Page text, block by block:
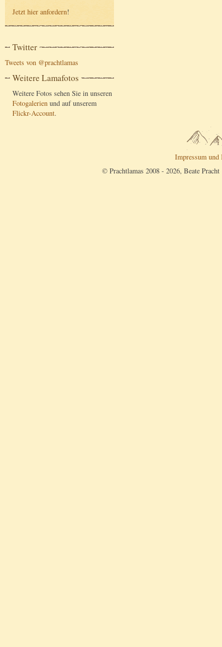
Jetzt hier anfordern!
Twitter
Tweets von @prachtlamas
Weitere Lamafotos
Weitere Fotos sehen Sie in unseren
Fotogalerien und auf unserem
Flickr-Account.
Impressum und
© Prachtlamas 2008 - 2026, Beate Pracht